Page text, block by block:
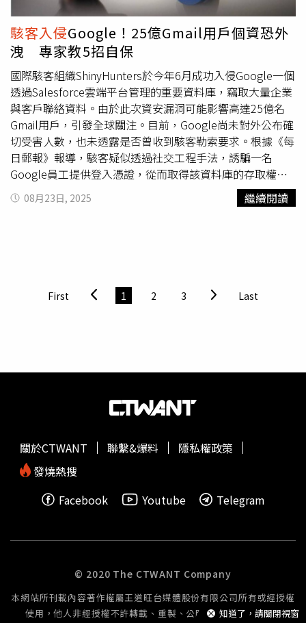
腦電訊號，轉譯為數位指令，讓阿博只憑意念便能操控電
腦。如今，他能用腦波玩《瑪利歐賽車》、遙控電視，甚至
開關戴森（Dyson）空氣清淨機，過程中完全不必移動任何
肢體。令人驚訝的是，在第1次使用裝置的當天，他便打破
2017年全球最快、最精準的BCI游標控制紀錄。他回憶說：
「學起來非常簡單。」從那之後，他便被稱作「P1」，也
就是Neuralink的第1位臨床試驗參與者。事實上，全球至今
僅有約80人曾接受過類似裝置，但Neuralink的晶片在規模
與設計上都更加進步。它使用超過千條電極線，直接植入掌
管運動的腦區，而且完全無線化，參與者只需每5小時左右
充電1次。為了方便，Neuralink甚至將充電線圈縫進阿博的
帽子裡，讓他能邊戴帽子邊充電。阿博的公開亮相，使他迅
速成為網路紅人。媒體、播客邀約不斷，甚至一度遭駭客入
國、加拿大、英國與阿拉伯聯合大公國陸續展開臨床試驗，
至今共有9名參與者接受植入，包括1名女性。他們多患有癱
的日常。他每天使用約10小時，用來閱讀、上課、打電玩，
讀神經科學學位，同時開始以公開演講作為事業。他說，手
術前自己「毫無目的，只是等待某些事情發生」，如今卻找
的方法去實現。」回顧當初，他在朋友班恩（Greg Bain）
的提醒下，才知道Neuralink正在招募受試者。阿博坦言，
個計畫會失敗。起初，他的父母也難掩憂慮，光是簽署手術
躍之一，並且會不斷成長。」然而，過程並非毫無波折。手
術後不久，有部分電極脫落，導致他一度失去大部分控制
力。這件事後來被《華爾街日報》揭露，Neuralink也發表
了修復經過。但阿博選擇沉默，直到研究團隊解決問題才公
駭客入侵Google！25億Gmail用戶個資恐外
洩 專家教5招自保
國際駭客組織ShinyHunters於今年6月成功入侵Google一個
透過Salesforce雲端平台管理的重要資料庫，竊取大量企業
與客戶聯絡資料。由於此次資安漏洞可能影響高達25億名
Gmail用戶，引發全球關注。目前，Google尚未對外公布確
切受害人數，也未透露是否曾收到駭客勒索要求。根據《每
日郵報》報導，駭客疑似透過社交工程手法，誘騙一名
Google員工提供登入憑證，從而取得該資料庫的存取權
限。雖然Google聲稱目前無證據顯示有用戶密碼外洩，但
被竊取的聯絡資訊已被用於電話詐騙與釣魚攻擊，受害者可
的語音或文字訊息，十之八九是假的，千萬不要輕信。」奈
特也指出，駭客還利用盜得的Gmail名單進行暴力破解攻
單、重複或被外洩過的密碼。3、使用密碼金鑰
全檢查：檢視潛在風險與異常登入紀錄。5、保持警覺：勿
隨意提供驗證碼，不要輕信任何「來自Google」的來電或
Bucket）」攻擊法，從過時或未封鎖的Google Cloud存取
點切入，植入惡意程式或竊取更多資料。目前Google尚未
求。發言人Mark Karayan拒絕進一步回應。奈特提到，雖然
醒所有網路用戶，「駭客會不斷透過大量測試與釣魚手段，
試圖入侵帳戶。保持高度警覺，是防範詐騙的第一步。」
08月23日, 2025 繼續閱讀
First 1 2 3 Last
知道了，請關閉視窗
關於CTWANT 聯繫&爆料
隱私權政策
發燒熱搜
Facebook
Youtube Telegram
© 2020 The CTWANT Company
本網站所刊載內容著作權屬王道旺台媒體股份有限公司所有或經授權
使用，他人非經授權不許轉載、重製、公開播送或公開傳輸。